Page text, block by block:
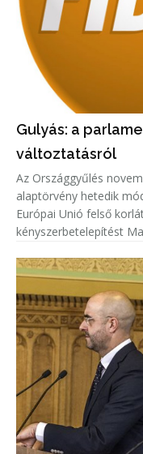
Gulyás: a
változtatásról
Az Országgyűlés
alaptörvény hetedik
Európai Unió felső
kényszerbetelepítést